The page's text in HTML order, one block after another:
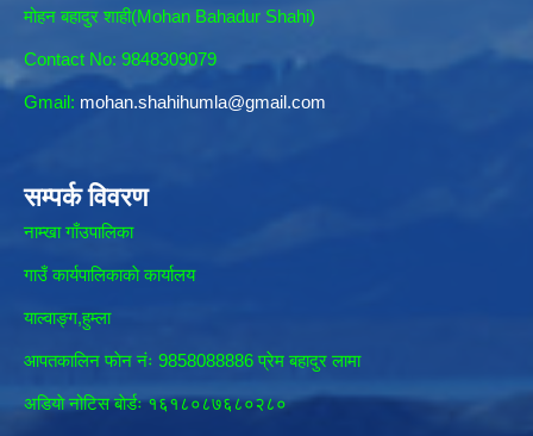
मोहन बहादुर शाही(Mohan Bahadur Shahi)
Contact No: 9848309079
Gmail: mohan.shahihumla@gmail.com
सम्पर्क विवरण
नाम्खा गाँउपालिका
गाउँ कार्यपालिकाकाे कार्यालय
याल्वाङ्ग,हुम्ला
आपतकालिन फाेन नंः 9858088886 प्रेम बहादुर लामा
अडियाे नोटिस बाेर्डः १६१८०८७६८०२८०